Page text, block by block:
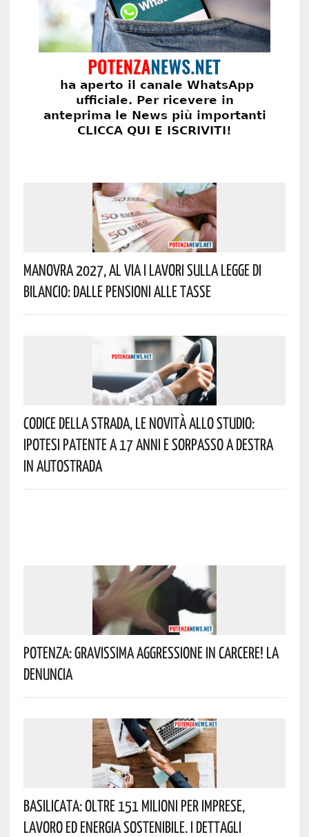
Manovra 2027, Al Via I Lavori Sulla Legge Di
Bilancio: Dalle Pensioni Alle Tasse
Codice Della Strada, Le Novità Allo Studio:
Ipotesi Patente A 17 Anni E Sorpasso A Destra
In Autostrada
Potenza: Gravissima Aggressione In Carcere! La
Denuncia
Basilicata: Oltre 151 Milioni Per Imprese,
Lavoro Ed Energia Sostenibile. I Dettagli